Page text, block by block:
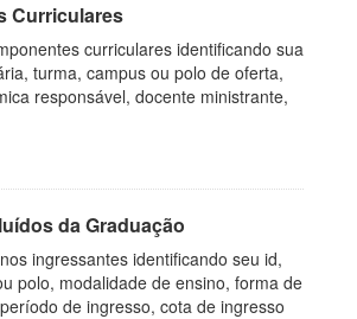
Curriculares
curriculares identificando sua
turma, campus ou polo de oferta,
responsável, docente ministrante,
da Graduação
ingressantes identificando seu id,
polo, modalidade de ensino, forma de
de ingresso, cota de ingresso